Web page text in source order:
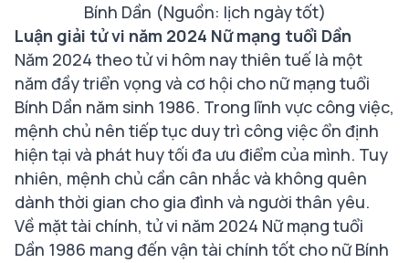
Bính Dần (Nguồn: lịch ngày tốt)
Luận giải tử vi năm 2024 Nữ mạng tuổi Dần
Năm 2024 theo tử vi hôm nay thiên tuế là một
năm đầy triển vọng và cơ hội cho nữ mạng tuổi
Bính Dần năm sinh 1986. Trong lĩnh vực công việc,
mệnh chủ nên tiếp tục duy trì công việc ổn định
hiện tại và phát huy tối đa ưu điểm của mình. Tuy
nhiên, mệnh chủ cần cân nhắc và không quên
dành thời gian cho gia đình và người thân yêu.
Về mặt tài chính, tử vi năm 2024 Nữ mạng tuổi
Dần 1986 mang đến vận tài chính tốt cho nữ Bính